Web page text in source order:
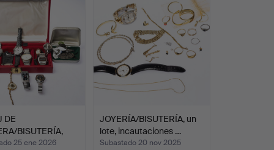
DE
BISUTERÍA,
plata.25 ene 2026
JOYERÍA/BISUTERÍA, un
lote, incautaciones …
Subastado 20 nov 2025